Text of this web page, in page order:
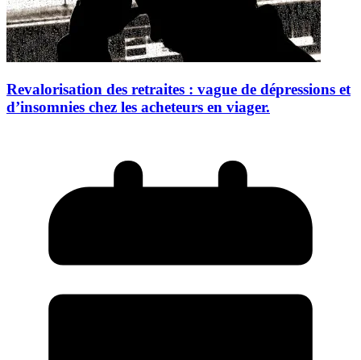
Revalorisation des retraites : vague de dépressions et
d’insomnies chez les acheteurs en viager.